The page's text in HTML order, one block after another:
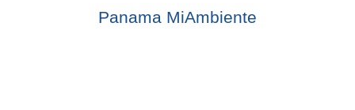
Panama MiAmbiente